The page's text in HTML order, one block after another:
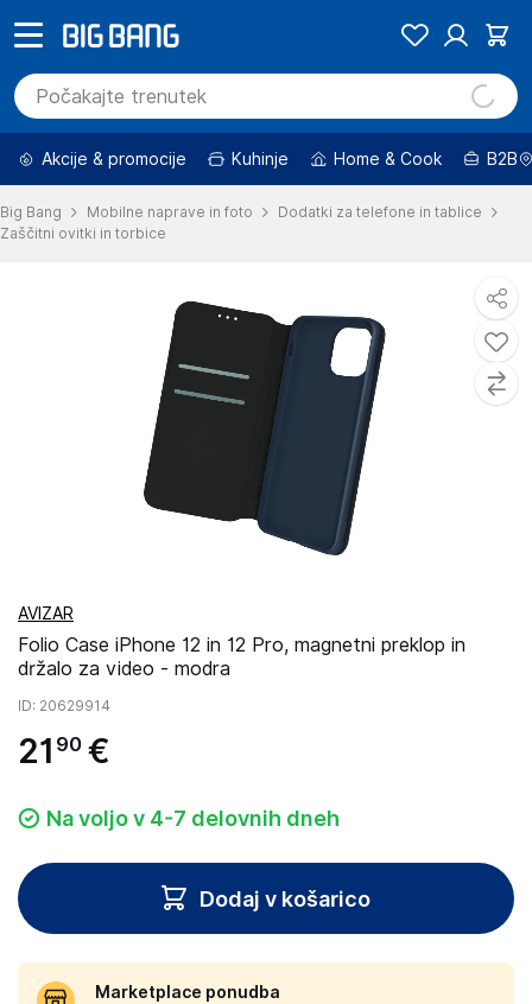
Akcije & promocije Kuhinje Home & Cook B2B
Big Bang Mobilne naprave in foto
Dodatki za telefone in tablice
Zaščitni ovitki in torbice
AVIZAR
Folio Case iPhone 12 in 12 Pro, magnetni preklop in
držalo za video - modra
ID: 20629914
21 90 €
Na voljo v 4-7 delovnih dneh
Dodaj v košarico
Marketplace ponudba